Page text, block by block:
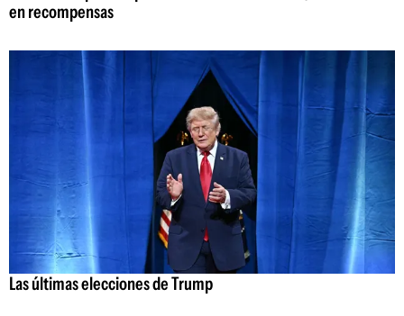
en recompensas
Las últimas elecciones de Trump